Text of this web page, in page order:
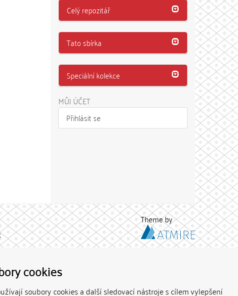
cookies
soubory cookies a další sledovací nástroje s cílem vylepšení
Celý repozitář
Tato sbírka
Speciální kolekce
MŮJ ÚČET
Přihlásit se
Theme by